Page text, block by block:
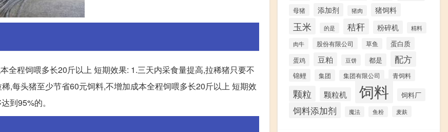
全程饲喂多长20斤以上 短期效果: 1.三天内采食量提高,拉稀猪只要不
,每头猪至少节省60元饲料,不增加成本全程饲喂多长20斤以上 短期效
到95%的。
母猪 添加剂 猪肉 猪饲料
玉米 的是 秸秆 粉碎机
精料
肉牛
股份有限公司 草鱼 蛋白质
蛋鸡 豆粕 豆饼 都是 配方
锦鲤 集团 集团有限公司 青饲料
颗粒 颗粒机 饲料 饲料厂
饲料添加剂 魔法 鱼粉 麦麸